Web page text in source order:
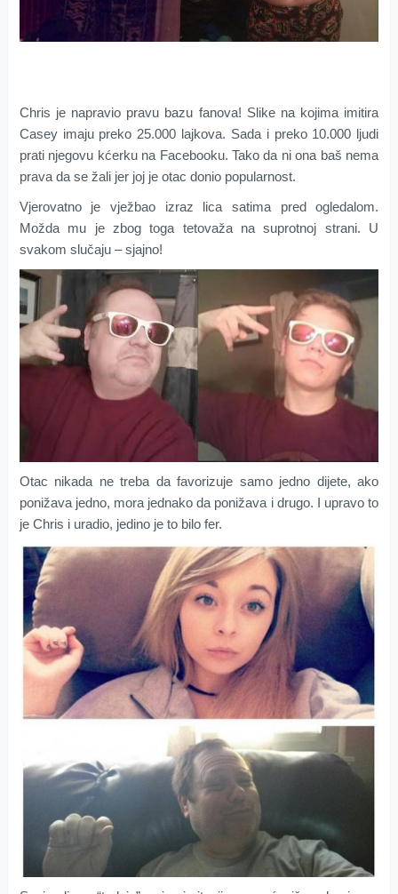
Chris je napravio pravu bazu fanova! Slike na kojima imitira
Casey imaju preko 25.000 lajkova. Sada i preko 10.000 ljudi
prati njegovu kćerku na Facebooku. Tako da ni ona baš nema
prava da se žali jer joj je otac donio popularnost.
Vjerovatno je vježbao izraz lica satima pred ogledalom.
Možda mu je zbog toga tetovaža na suprotnoj strani. U
svakom slučaju – sjajno!
Otac nikada ne treba da favorizuje samo jedno dijete, ako
ponižava jedno, mora jednako da ponižava i drugo. I upravo to
je Chris i uradio, jedino je to bilo fer.